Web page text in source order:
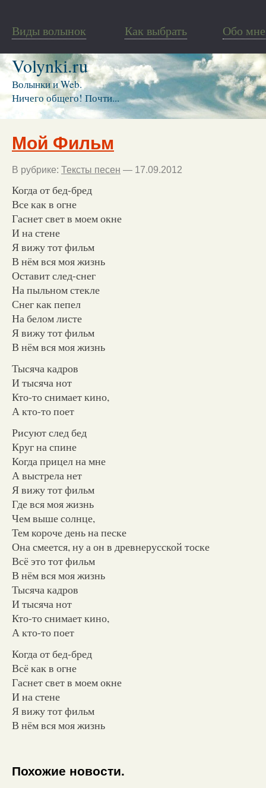
Виды волынок Как выбрать Обо мне
Volynki.ru
Волынки и Web.
Ничего общего! Почти...
Мой Фильм
В рубрике: Тексты песен — 17.09.2012
Когда от бед-бред
Все как в огне
Гаснет свет в моем окне
И на стене
Я вижу тот фильм
В нём вся моя жизнь
Оставит след-снег
На пыльном стекле
Снег как пепел
На белом листе
Я вижу тот фильм
В нём вся моя жизнь
Тысяча кадров
И тысяча нот
Кто-то снимает кино,
А кто-то поет
Рисуют след бед
Круг на спине
Когда прицел на мне
А выстрела нет
Я вижу тот фильм
Где вся моя жизнь
Чем выше солнце,
Тем короче день на песке
Она смеется, ну а он в древнерусской тоске
Всё это тот фильм
В нём вся моя жизнь
Тысяча кадров
И тысяча нот
Кто-то снимает кино,
А кто-то поет
Когда от бед-бред
Всё как в огне
Гаснет свет в моем окне
И на стене
Я вижу тот фильм
В нём вся моя жизнь
Похожие новости.